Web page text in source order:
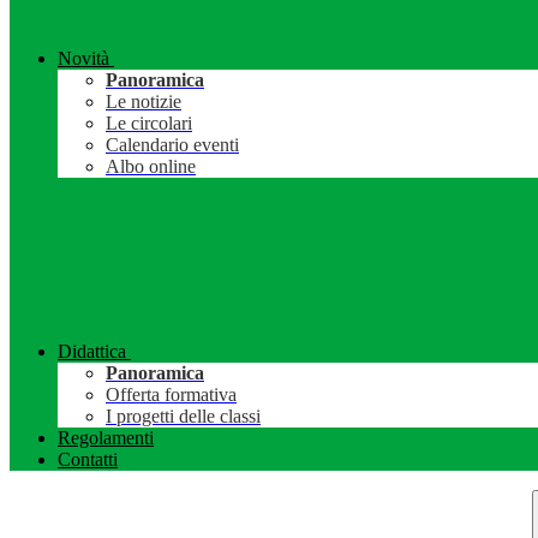
Novità
Panoramica
Le notizie
Le circolari
Calendario eventi
Albo online
Didattica
Panoramica
Offerta formativa
I progetti delle classi
Regolamenti
Contatti